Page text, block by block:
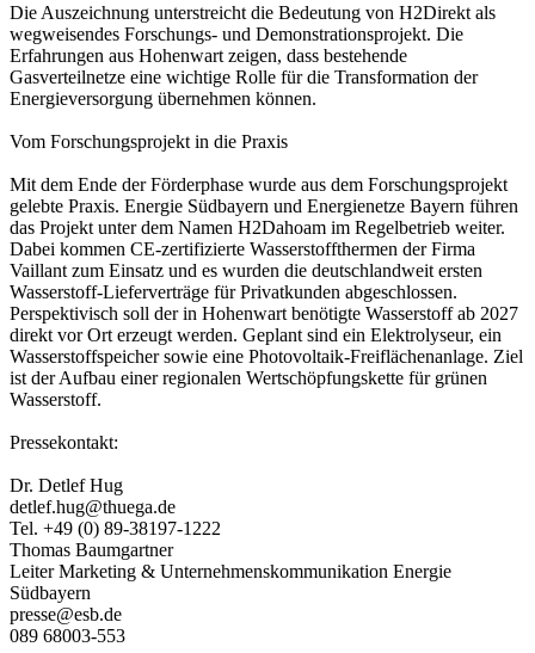
Die Auszeichnung unterstreicht die Bedeutung von H2Direkt als
wegweisendes Forschungs- und Demonstrationsprojekt. Die
Erfahrungen aus Hohenwart zeigen, dass bestehende
Gasverteilnetze eine wichtige Rolle für die Transformation der
Energieversorgung übernehmen können.
Vom Forschungsprojekt in die Praxis
Mit dem Ende der Förderphase wurde aus dem Forschungsprojekt
gelebte Praxis. Energie Südbayern und Energienetze Bayern führen
das Projekt unter dem Namen H2Dahoam im Regelbetrieb weiter.
Dabei kommen CE-zertifizierte Wasserstoffthermen der Firma
Vaillant zum Einsatz und es wurden die deutschlandweit ersten
Wasserstoff-Lieferverträge für Privatkunden abgeschlossen.
Perspektivisch soll der in Hohenwart benötigte Wasserstoff ab 2027
direkt vor Ort erzeugt werden. Geplant sind ein Elektrolyseur, ein
Wasserstoffspeicher sowie eine Photovoltaik-Freiflächenanlage. Ziel
ist der Aufbau einer regionalen Wertschöpfungskette für grünen
Wasserstoff.
Pressekontakt:
Dr. Detlef Hug
detlef.hug@thuega.de
Tel. +49 (0) 89-38197-1222
Thomas Baumgartner
Leiter Marketing & Unternehmenskommunikation Energie
Südbayern
presse@esb.de
089 68003-553